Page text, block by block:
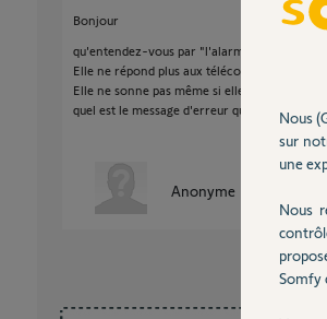
Bonjour
qu'entendez-vous par "l'alarme ne réagit
Elle ne répond plus aux télécommandes ? au
Elle ne sonne pas même si elle est sur "ON" ?
quel est le message d'erreur quand vous
Anonyme
Nous
sur
une
Nous
Somfy